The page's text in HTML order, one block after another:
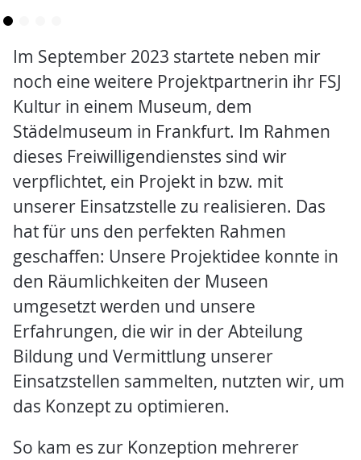
Im September 2023 startete neben mir
noch eine weitere Projektpartnerin ihr FSJ
Kultur in einem Museum, dem
Städelmuseum in Frankfurt. Im Rahmen
dieses Freiwilligendienstes sind wir
verpflichtet, ein Projekt in bzw. mit
unserer Einsatzstelle zu realisieren. Das
hat für uns den perfekten Rahmen
geschaffen: Unsere Projektidee konnte in
den Räumlichkeiten der Museen
umgesetzt werden und unsere
Erfahrungen, die wir in der Abteilung
Bildung und Vermittlung unserer
Einsatzstellen sammelten, nutzten wir, um
das Konzept zu optimieren.
So kam es zur Konzeption mehrerer